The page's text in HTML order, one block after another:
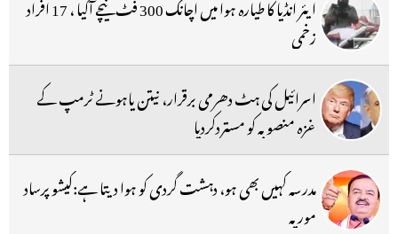
زخمی
اسرائیل کی ہٹ دھرمی برقرار، نیتن یاہونے ٹرمپ کے
غزہ منصوبہ کو مستردکردیا
مدرسہ کہیں بھی ہو، دہشت گردی کو ہوا دیتا ہے:کیشو پرساد
موریہ